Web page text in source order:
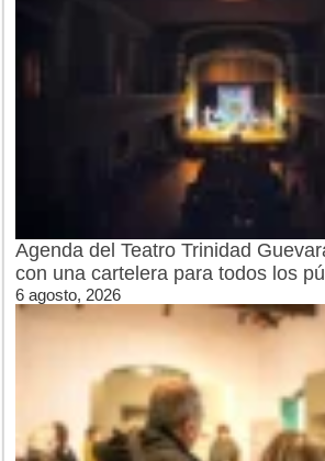
Agenda del Teatro Trinidad
con una cartelera para todos los
6 agosto, 2026